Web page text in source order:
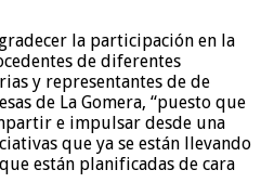
la participación en la
de diferentes
y representantes de de
de La Gomera, “puesto que
e impulsar desde una
que ya se están llevando
están planificadas de cara